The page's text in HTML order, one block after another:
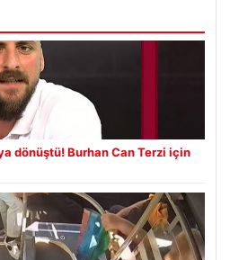
dönüştü! Burhan Can Terzi için